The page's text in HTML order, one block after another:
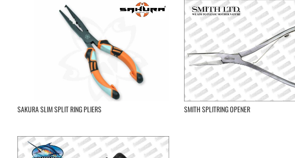
SAKURA SLIM SPLIT RING PLIERS SMITH SPLITRING OPENER